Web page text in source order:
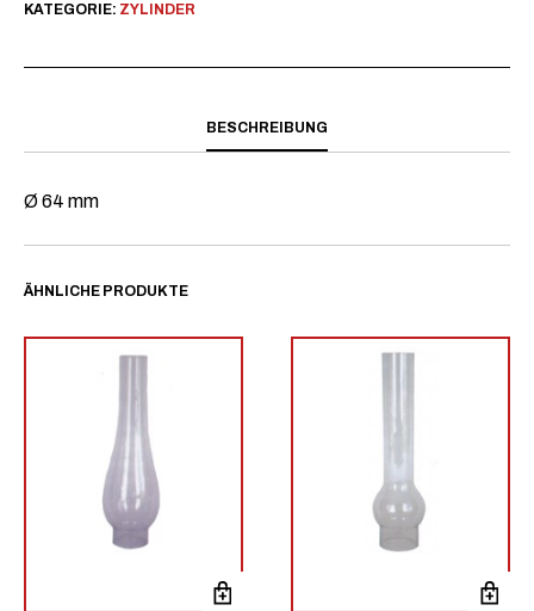
KATEGORIE: ZYLINDER
BESCHREIBUNG
Ø 64 mm
ÄHNLICHE PRODUKTE